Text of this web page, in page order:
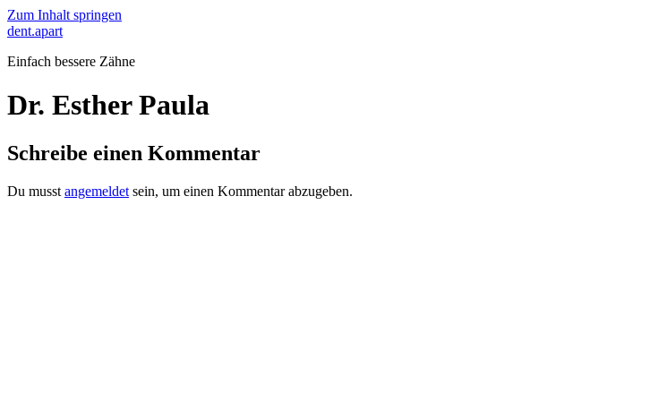
Zum Inhalt springen
dent.apart
Einfach bessere Zähne
Dr. Esther Paula
Schreibe einen Kommentar
Du musst angemeldet sein, um einen Kommentar abzugeben.